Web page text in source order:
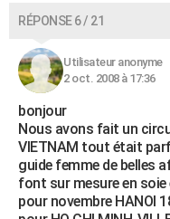
RÉPONSE 6 / 21
Utilisateur anonyme
2 oct. 2008 à 17:36
bonjour
Nous avons fait un
VIETNAM tout était
guide femme de belles
font sur mesure en
pour novembre HANOI